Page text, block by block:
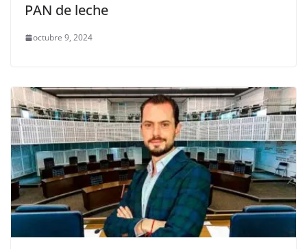
PAN de leche
octubre 9, 2024